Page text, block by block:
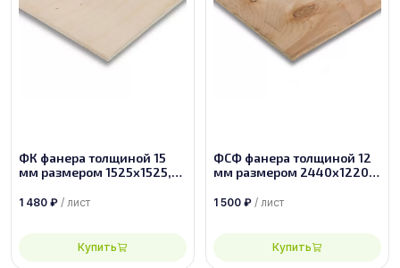
ФК фанера толщиной 15
мм размером 1525х1525,
1 480 ₽ / лист
Купить
ФСФ фанера толщиной 12
мм размером 2440х1220,
1 500 ₽ / лист
Купить